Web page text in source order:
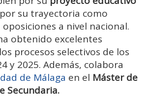
su trayectoria como
a nivel nacional.
obtenido excelentes
procesos selectivos de los
y 2025. Además, colabora
de Málaga en el Máster de
Secundaria.